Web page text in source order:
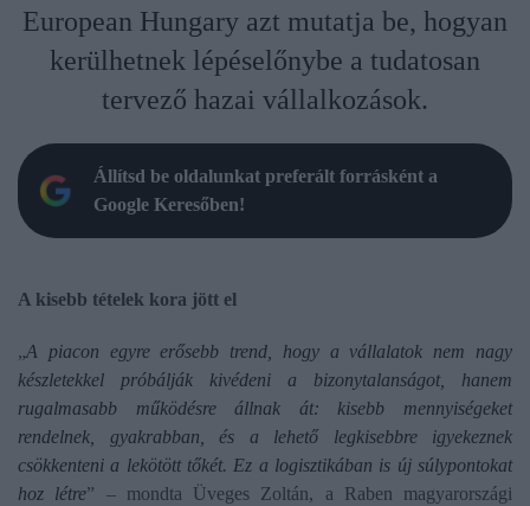
European Hungary azt mutatja be, hogyan
kerülhetnek lépéselőnybe a tudatosan
tervező hazai vállalkozások.
Állítsd be oldalunkat preferált forrásként a
Google Keresőben!
A kisebb tételek kora jött el
„A piacon egyre erősebb trend, hogy a vállalatok nem nagy
készletekkel próbálják kivédeni a bizonytalanságot, hanem
rugalmasabb működésre állnak át: kisebb mennyiségeket
rendelnek, gyakrabban, és a lehető legkisebbre igyekeznek
csökkenteni a lekötött tőkét. Ez a logisztikában is új súlypontokat
hoz létre” – mondta Üveges Zoltán, a Raben magyarországi